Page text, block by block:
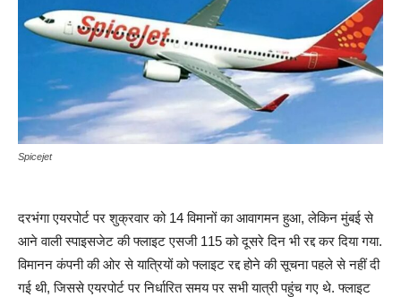
Spicejet
दरभंगा एयरपोर्ट पर शुक्रवार को 14 विमानों का आवागमन हुआ, लेकिन मुंबई से
आने वाली स्पाइसजेट की फ्लाइट एसजी 115 को दूसरे दिन भी रद्द कर दिया गया.
विमानन कंपनी की ओर से यात्रियों को फ्लाइट रद्द होने की सूचना पहले से नहीं दी
गई थी, जिससे एयरपोर्ट पर निर्धारित समय पर सभी यात्री पहुंच गए थे. फ्लाइट